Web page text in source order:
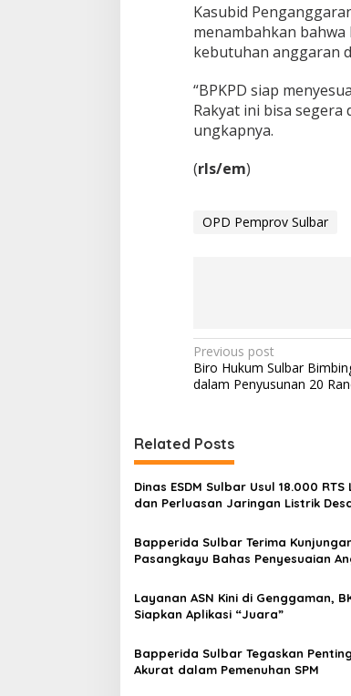
Kasubid
menambahkan
kebutuhan anggaran
“BPKPD siap
Rakyat ini bisa segera
ungkapnya.
(rls/em)
OPD Pemprov Sulbar
P
o
t
n
a
v
i
g
t
o
Previous post
Biro Hukum Sulbar
dalam Penyusunan 20
Related Posts
Dinas ESDM Sulbar Usul 18.000
dan Perluasan Jaringan Listrik
Bapperida Sulbar Terima
Pasangkayu Bahas Penyesuaian
Layanan ASN Kini di Genggaman,
Siapkan Aplikasi “Juara”
Bapperida Sulbar Tegaskan
Akurat dalam Pemenuhan SPM